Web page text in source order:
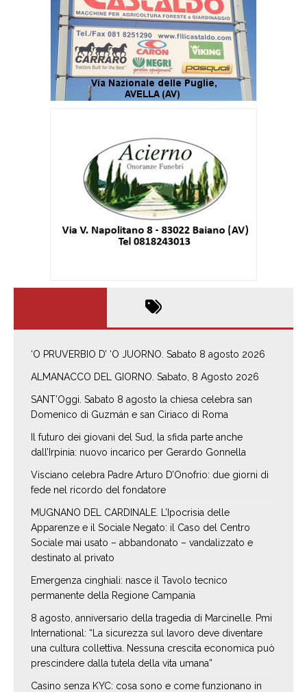
‘O PRUVERBIO D’ ‘O JUORNO. Sabato 8 agosto 2026
ALMANACCO DEL GIORNO. Sabato, 8 Agosto 2026
SANT’Oggi. Sabato 8 agosto la chiesa celebra san
Domenico di Guzmán e san Ciriaco di Roma
Il futuro dei giovani del Sud, la sfida parte anche
dall’Irpinia: nuovo incarico per Gerardo Gonnella
Visciano celebra Padre Arturo D’Onofrio: due giorni di
fede nel ricordo del fondatore
MUGNANO DEL CARDINALE. L’Ipocrisia delle
Apparenze e il Sociale Negato: il Caso del Centro
Sociale mai usato – abbandonato – vandalizzato e
destinato al privato
Emergenza cinghiali: nasce il Tavolo tecnico
permanente della Regione Campania
8 agosto, anniversario della tragedia di Marcinelle. Pmi
International: “La sicurezza sul lavoro deve diventare
una cultura collettiva. Nessuna crescita economica può
prescindere dalla tutela della vita umana”
Casino senza KYC: cosa sono e come funzionano in